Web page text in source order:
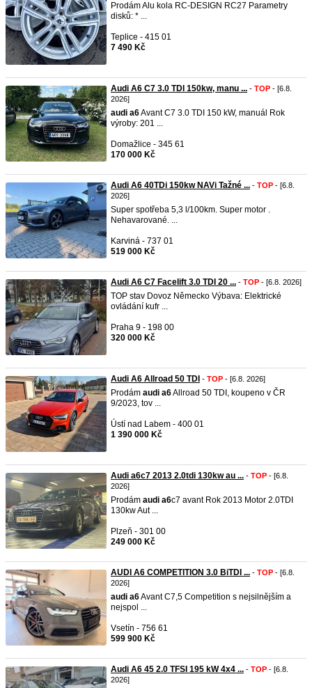
Prodám Alu kola RC-DESIGN RC27 Parametry
disků: * ...
Teplice - 415 01
7 490 Kč
Audi A6 C7 3.0 TDI 150kw, manu ... - TOP - [6.8.
2026]
audi a6Avant C7 3.0 TDI 150 kW, manuál Rok
výroby: 201 ...
Domažlice - 345 61
170 000 Kč
Audi A6 40TDi 150kw NAVi Tažné ... - TOP - [6.8.
2026]
Super spotřeba 5,3 l/100km. Super motor .
Nehavarované. ...
Karviná - 737 01
519 000 Kč
Audi A6 C7 Facelift 3.0 TDI 20 ... - TOP - [6.8. 2026]
TOP stav Dovoz Německo Výbava: Elektrické
ovládání kufr ...
Praha 9 - 198 00
320 000 Kč
Audi A6 Allroad 50 TDI - TOP - [6.8. 2026]
Prodám audi a6Allroad 50 TDI, koupeno v ČR
9/2023, tov ...
Ústí nad Labem - 400 01
1 390 000 Kč
Audi a6c7 2013 2.0tdi 130kw au ... - TOP - [6.8.
2026]
Prodám audi a6c7 avant Rok 2013 Motor 2.0TDI
130kw Aut ...
Plzeň - 301 00
249 000 Kč
AUDI A6 COMPETITION 3.0 BiTDI ... - TOP - [6.8.
2026]
audi a6Avant C7,5 Competition s nejsilnějším a
nejspol ...
Vsetín - 756 61
599 900 Kč
Audi A6 45 2.0 TFSI 195 kW 4x4 ... - TOP - [6.8.
2026]